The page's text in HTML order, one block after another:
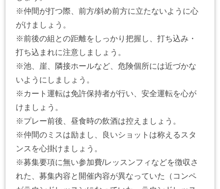
※仲間が打つ際、前方/斜め前方に立たないように心
がけましょう。
※前後の組との距離をしっかり把握し、打ち込み・
打ち込まれに注意しましょう。
※池、崖、隣接ホールなど、危険個所には近づかな
いようにしましょう。
※カート運転は免許保持者が行い、安全運転を心が
けましょう。
※プレー前後、昼食時の飲酒は控えましょう。
※仲間のミスは励まし、良いショットは称えるスタ
ンスを心掛けましょう。
※募集要項に無い参加費/レッスンフィなどを徴収さ
れた、募集内容と開催内容が異なっていた（コンペ